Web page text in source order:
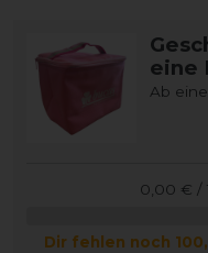
eine
Ab
0,00 € /
Dir fehlen noch